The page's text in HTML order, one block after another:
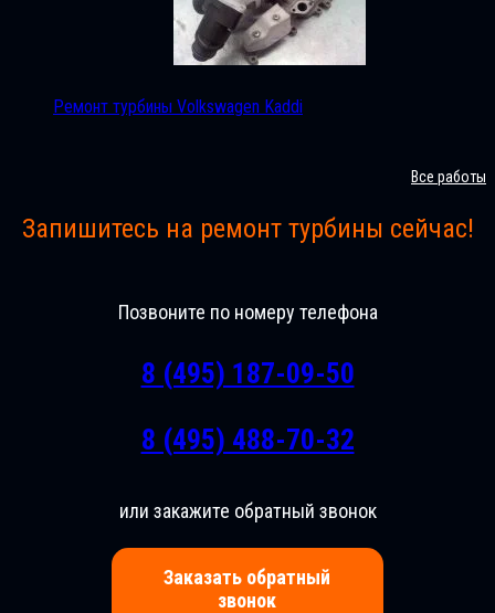
Ремонт турбины Volkswagen Kaddi
Все работы
Запишитесь на ремонт турбины сейчас!
Позвоните по номеру телефона
8 (495) 187-09-50
8 (495) 488-70-32
или закажите обратный звонок
Заказать обратный
звонок